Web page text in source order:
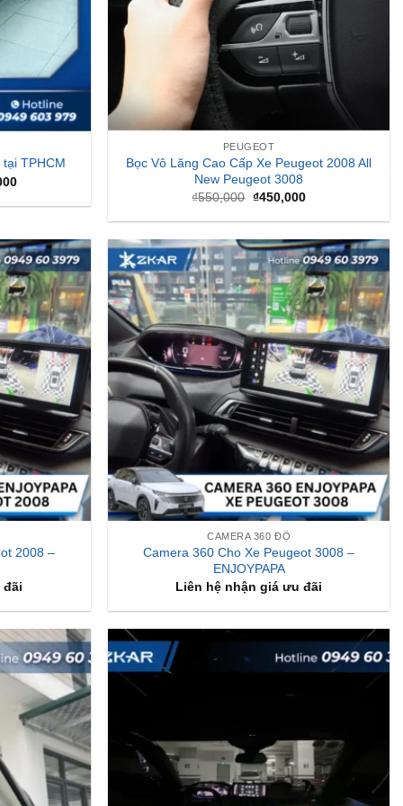
TPHCM
Giá
tại
PEUGEOT
Bọc Vô Lăng Cao Cấp Xe Peugeot 2008 All
New Peugeot 3008
₫550,000 Giá
là:
₫450,000Giá
tại
₫450,000.
2008 –
đãi
CAMERA 360 ĐỘ
Camera 360 Cho Xe Peugeot 3008 –
ENJOYPAPA
Liên hệ nhận giá ưu đãi